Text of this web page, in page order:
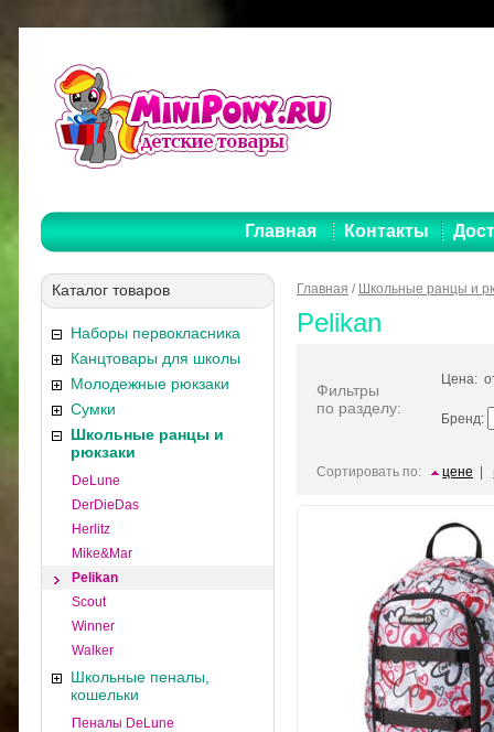
Главная Контакты
Каталог товаров
Наборы первокласника
Канцтовары для школы
Молодежные рюкзаки
Сумки
Школьные ранцы и
рюкзаки
DeLune
DerDieDas
Herlitz
Mike&Mar
Pelikan
Scout
Winner
Walker
Школьные пеналы,
кошельки
Пеналы DeLune
Главная / Школьные ранцы и
Pelikan
Фильтры
по разделу:
Цена:
Бренд:
Сортировать по: цене